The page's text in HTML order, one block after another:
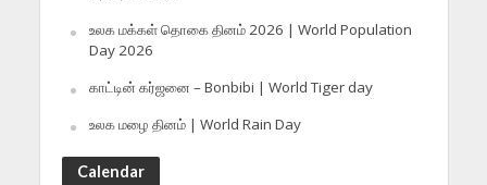
உலக மக்கள் தொகை தினம் 2026 | World Population
Day 2026
காட்டின் கர்ஜனை – Bonbibi | World Tiger day
உலக மழை தினம் | World Rain Day
Calendar